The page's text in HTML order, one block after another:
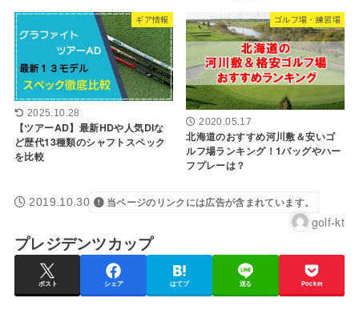
ギア情報
2025.10.28
【ツアーAD】最新HDや人気DIな
ど歴代13種類のシャフトスペック
を比較
ゴルフ場・練習場
2020.05.17
北海道のおすすめ河川敷＆安いゴ
ルフ場ランキング！1バッグやハー
フプレーは？
2019.10.30 当ページのリンクには広告が含まれています。
golf-kt
プレジデンツカップ
ポスト シェア はてブ 送る Pocket